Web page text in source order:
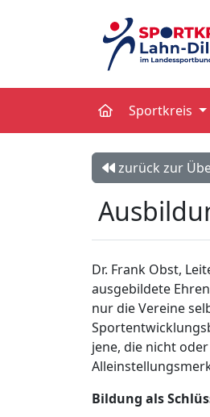
Sportkreis
zurück zur
Dr. Frank Obst,
ausgebildete
nur die Vereine
jene, die nicht
Bildung als